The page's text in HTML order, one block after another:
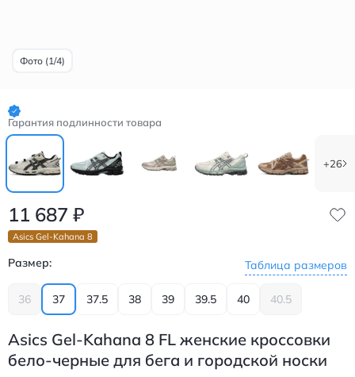
Фото (1/4)
Гарантия подлинности товара
+26
11 687 ₽
Asics Gel-Kahana 8
Размер: Таблица размеров
36 37 37.5 38 39 39.5 40 40.5
Asics Gel-Kahana 8 FL женские кроссовки
бело-черные для бега и городской носки